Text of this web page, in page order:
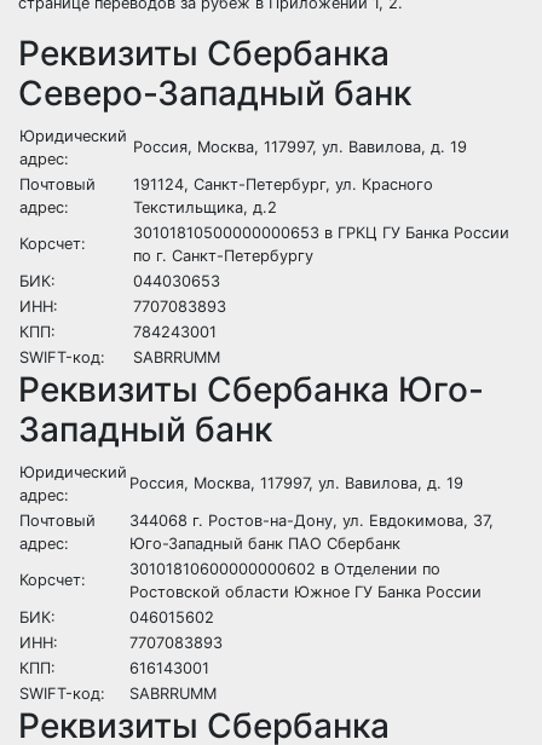
Реквизиты Сбербанка
Северо-Западный банк
Юридический
адрес:
Россия, Москва, 117997, ул. Вавилова, д. 19
Почтовый
адрес:
191124, Санкт-Петербург, ул. Красного
Текстильщика, д.2
Корсчет:
30101810500000000653 в ГРКЦ ГУ Банка России
по г. Санкт-Петербургу
БИК:
044030653
ИНН:
7707083893
КПП:
784243001
SWIFT-код:
SABRRUMM
Реквизиты Сбербанка Юго-
Западный банк
Юридический
адрес:
Россия, Москва, 117997, ул. Вавилова, д. 19
Почтовый
адрес:
344068 г. Ростов-на-Дону, ул. Евдокимова, 37,
Юго-Западный банк ПАО Сбербанк
Корсчет:
30101810600000000602 в Отделении по
Ростовской области Южное ГУ Банка России
БИК:
046015602
ИНН:
7707083893
КПП:
616143001
SWIFT-код:
SABRRUMM
Реквизиты Сбербанка